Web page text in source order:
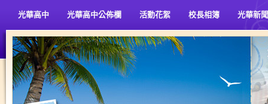
光華高中 光華高中公佈欄 活動花絮 校長相簿 光華新